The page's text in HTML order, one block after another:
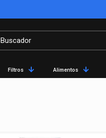
Filtros Alimentos